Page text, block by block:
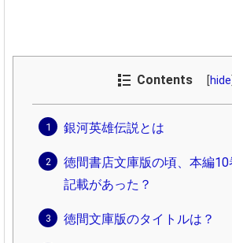
Contents [hide
銀河英雄伝説とは
徳間書店文庫版の頃、本編
記載があった？
徳間文庫版のタイトルは？